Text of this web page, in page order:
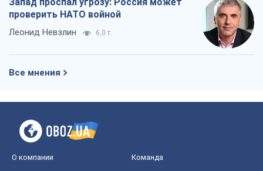
проверить НАТО войной
Леонид Невзлин 6,0 т.
Все мнения
О компании Команда